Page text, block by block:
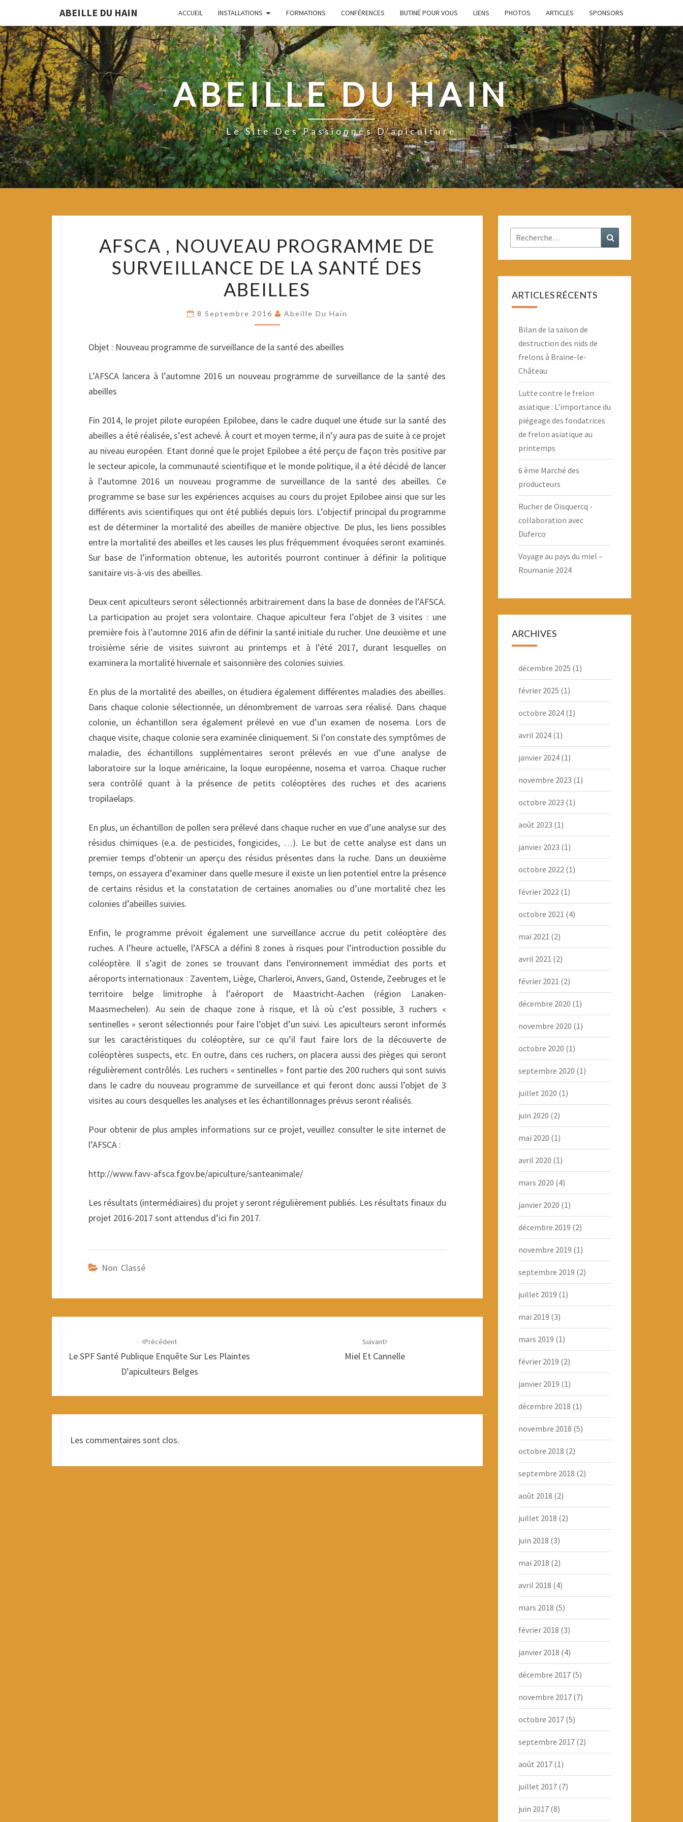
ABEILLE DU HAIN ACCUEIL INSTALLATIONS FORMATIONS CONFÉRENCES BUTINÉ POUR VOUS LIENS PHOTOS ARTICLES SPONSORS
ABEILLE DU HAIN
Le Site Des Passionnés D'apiculture
,
NOUVEAU
PROGRAMME
DE
SURVEILLANCE
DE
SANTÉ
ABEILLES
AFSCA , NOUVEAU PROGRAMME DE
SURVEILLANCE DE LA SANTÉ DES
ABEILLES
8 Septembre 2016 Abeille Du Hain
Objet : Nouveau programme de surveillance de la santé des abeilles
L’AFSCA lancera à l’automne 2016 un nouveau programme de surveillance de la santé des
abeilles
Fin 2014, le projet pilote européen Epilobee, dans le cadre duquel une étude sur la santé des
abeilles a été réalisée, s’est achevé. À court et moyen terme, il n’y aura pas de suite à ce projet
au niveau européen. Etant donné que le projet Epilobee a été perçu de façon très positive par
le secteur apicole, la communauté scientifique et le monde politique, il a été décidé de lancer
à l’automne 2016 un nouveau programme de surveillance de la santé des abeilles. Ce
programme se base sur les expériences acquises au cours du projet Epilobee ainsi que sur les
différents avis scientifiques qui ont été publiés depuis lors. L’objectif principal du programme
est de déterminer la mortalité des abeilles de manière objective. De plus, les liens possibles
entre la mortalité des abeilles et les causes les plus fréquemment évoquées seront examinés.
Sur base de l’information obtenue, les autorités pourront continuer à définir la politique
sanitaire vis-à-vis des abeilles.
Deux cent apiculteurs seront sélectionnés arbitrairement dans la base de données de l’AFSCA.
La participation au projet sera volontaire. Chaque apiculteur fera l’objet de 3 visites : une
première fois à l’automne 2016 afin de définir la santé initiale du rucher. Une deuxième et une
troisième série de visites suivront au printemps et à l’été 2017, durant lesquelles on
examinera la mortalité hivernale et saisonnière des colonies suivies.
En plus de la mortalité des abeilles, on étudiera également différentes maladies des abeilles.
Dans chaque colonie sélectionnée, un dénombrement de varroas sera réalisé. Dans chaque
colonie, un échantillon sera également prélevé en vue d’un examen de nosema. Lors de
chaque visite, chaque colonie sera examinée cliniquement. Si l’on constate des symptômes de
maladie, des échantillons supplémentaires seront prélevés en vue d’une analyse de
laboratoire sur la loque américaine, la loque européenne, nosema et varroa. Chaque rucher
sera contrôlé quant à la présence de petits coléoptères des ruches et des acariens
tropilaelaps.
En plus, un échantillon de pollen sera prélevé dans chaque rucher en vue d’une analyse sur des
résidus chimiques (e.a. de pesticides, fongicides, …). Le but de cette analyse est dans un
premier temps d’obtenir un aperçu des résidus présentes dans la ruche. Dans un deuxième
temps, on essayera d’examiner dans quelle mesure il existe un lien potentiel entre la présence
de certains résidus et la constatation de certaines anomalies ou d’une mortalité chez les
colonies d’abeilles suivies.
Enfin, le programme prévoit également une surveillance accrue du petit coléoptère des
ruches. A l’heure actuelle, l’AFSCA a défini 8 zones à risques pour l’introduction possible du
coléoptère. Il s’agit de zones se trouvant dans l’environnement immédiat des ports et
aéroports internationaux : Zaventem, Liège, Charleroi, Anvers, Gand, Ostende, Zeebruges et le
territoire belge limitrophe à l’aéroport de Maastricht-Aachen (région Lanaken-
Maasmechelen). Au sein de chaque zone à risque, et là où c’est possible, 3 ruchers «
sentinelles » seront sélectionnés pour faire l’objet d’un suivi. Les apiculteurs seront informés
sur les caractéristiques du coléoptère, sur ce qu’il faut faire lors de la découverte de
coléoptères suspects, etc. En outre, dans ces ruchers, on placera aussi des pièges qui seront
régulièrement contrôlés. Les ruchers « sentinelles » font partie des 200 ruchers qui sont suivis
dans le cadre du nouveau programme de surveillance et qui feront donc aussi l’objet de 3
visites au cours desquelles les analyses et les échantillonnages prévus seront réalisés.
Pour obtenir de plus amples informations sur ce projet, veuillez consulter le site internet de
l’AFSCA :
http://www.favv-afsca.fgov.be/apiculture/santeanimale/
Les résultats (intermédiaires) du projet y seront régulièrement publiés. Les résultats finaux du
projet 2016-2017 sont attendus d’ici fin 2017.
Non Classé
Précédent
Le SPF Santé Publique Enquête Sur Les Plaintes
D’apiculteurs Belges
Suivant
Miel Et Cannelle
Les commentaires sont clos.
Rechercher :
ARTICLES RÉCENTS
Bilan de la saison de
destruction des nids de
frelons à Braine-le-
Château
Lutte contre le frelon
asiatique : L’importance du
piégeage des fondatrices
de frelon asiatique au
printemps
6 ème Marché des
producteurs
Rucher de Oisquercq -
collaboration avec
Duferco
Voyage au pays du miel –
Roumanie 2024
ARCHIVES
décembre 2025 (1)
février 2025 (1)
octobre 2024(1)
avril 2024(1)
janvier 2024(1)
novembre 2023 (1)
octobre 2023 (1)
août 2023 (1)
janvier 2023 (1)
octobre 2022(1)
février 2022(1)
octobre 2021 (4)
mai 2021 (2)
avril 2021 (2)
février 2021 (2)
décembre 2020 (1)
novembre 2020 (1)
octobre 2020 (1)
septembre 2020 (1)
juillet 2020 (1)
juin 2020 (2)
mai 2020 (1)
avril 2020 (1)
mars 2020 (4)
janvier 2020 (1)
décembre 2019 (2)
novembre 2019 (1)
septembre 2019 (2)
juillet 2019 (1)
mai 2019 (3)
mars 2019 (1)
février 2019 (2)
janvier 2019 (1)
décembre 2018 (1)
novembre 2018 (5)
octobre 2018 (2)
septembre 2018 (2)
août 2018 (2)
juillet 2018 (2)
juin 2018 (3)
mai 2018 (2)
avril 2018 (4)
mars 2018 (5)
février 2018 (3)
janvier 2018 (4)
décembre 2017(5)
novembre 2017(7)
octobre 2017(5)
septembre 2017(2)
août 2017(1)
juillet 2017(7)
juin 2017(8)